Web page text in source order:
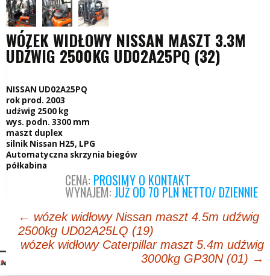
WÓZEK WIDŁOWY NISSAN MASZT 3.3M
UDŹWIG 2500KG UD02A25PQ (32)
NISSAN UD02A25PQ
rok prod. 2003
udźwig 2500 kg
wys. podn. 3300 mm
maszt duplex
silnik Nissan H25, LPG
Automatyczna skrzynia biegów
półkabina
CENA: PROSIMY O KONTAKT
WYNAJEM: JUŻ OD 70 PLN NETTO/ DZIENNIE
Post
navigation
← wózek widłowy Nissan maszt 4.5m udźwig
2500kg UD02A25LQ (19)
wózek widłowy Caterpillar maszt 5.4m udźwig
3000kg GP30N (01) →